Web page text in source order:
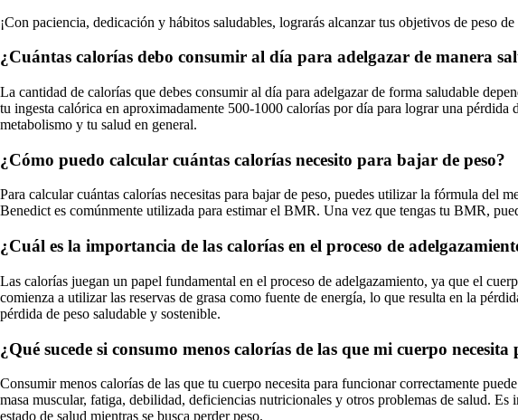
¡Con paciencia, dedicación y hábitos saludables, lograrás alcanzar tus objetivos de peso
¿Cuántas calorías debo consumir al día para adelgazar de manera
La cantidad de calorías que debes consumir al día para adelgazar de forma saludable
tu ingesta calórica en aproximadamente 500-1000 calorías por día para lograr una
metabolismo y tu salud en general.
¿Cómo puedo calcular cuántas calorías necesito para bajar de peso?
Para calcular cuántas calorías necesitas para bajar de peso, puedes utilizar la fórmula
Benedict es comúnmente utilizada para estimar el BMR. Una vez que tengas tu BMR,
¿Cuál es la importancia de las calorías en el proceso de
Las calorías juegan un papel fundamental en el proceso de adelgazamiento, ya que el
comienza a utilizar las reservas de grasa como fuente de energía, lo que resulta en la
pérdida de peso saludable y sostenible.
¿Qué sucede si consumo menos calorías de las que mi cuerpo
Consumir menos calorías de las que tu cuerpo necesita para funcionar correctamente
masa muscular, fatiga, debilidad, deficiencias nutricionales y otros problemas de salud.
estado de salud mientras se busca perder peso.